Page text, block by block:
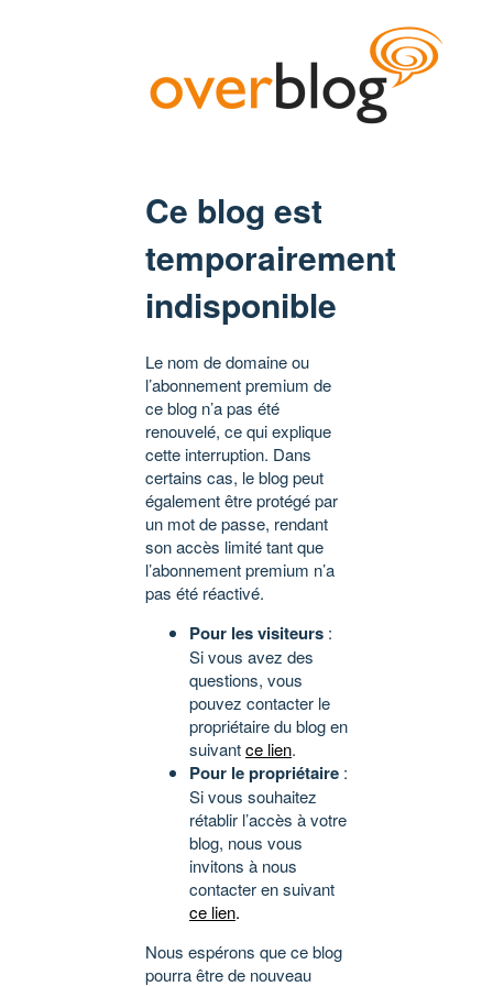
Ce blog est
temporairement
indisponible
Le nom de domaine ou
l’abonnement premium de
ce blog n’a pas été
renouvelé, ce qui explique
cette interruption. Dans
certains cas, le blog peut
également être protégé par
un mot de passe, rendant
son accès limité tant que
l’abonnement premium n’a
pas été réactivé.
Pour les visiteurs :
Si vous avez des
questions, vous
pouvez contacter le
propriétaire du blog en
suivantce lien.
Pour le propriétaire :
Si vous souhaitez
rétablir l’accès à votre
blog, nous vous
invitons à nous
contacter en suivant
ce lien.
Nous espérons que ce blog
pourra être de nouveau